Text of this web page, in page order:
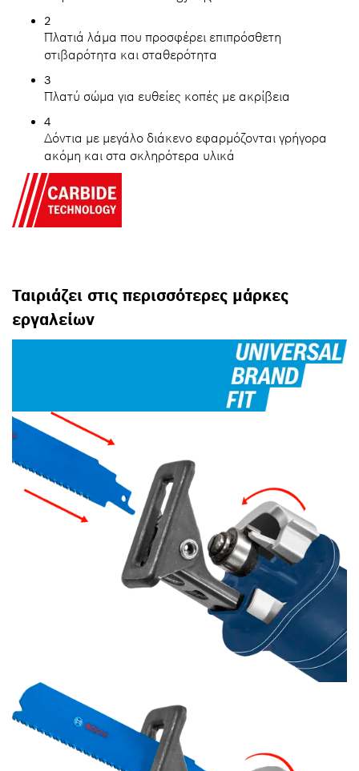
2
Πλατιά λάμα που προσφέρει επιπρόσθετη
στιβαρότητα και σταθερότητα
3
Πλατύ σώμα για ευθείες κοπές με ακρίβεια
4
Δόντια με μεγάλο διάκενο εφαρμόζονται γρήγορα
ακόμη και στα σκληρότερα υλικά
Ταιριάζει στις περισσότερες μάρκες
εργαλείων